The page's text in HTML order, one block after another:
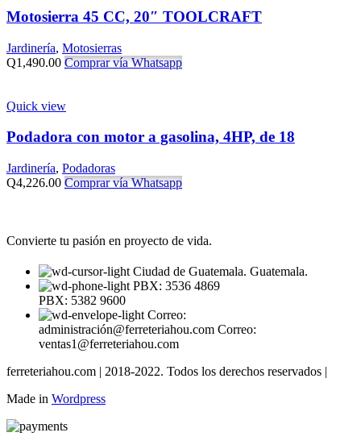
Motosierra 45 CC, 20″ TOOLCRAFT
Jardinería, Motosierras
Q1,490.00 Comprar vía Whatsapp
Quick view
Podadora con motor a gasolina, 4HP, de 18
Jardinería, Podadoras
Q4,226.00 Comprar vía Whatsapp
Convierte tu pasión en proyecto de vida.
Ciudad de Guatemala. Guatemala.
PBX: 3536 4869
PBX: 5382 9600
Correo:
administración@ferreteriahou.com Correo:
ventas1@ferreteriahou.com
ferreteriahou.com | 2018-2022. Todos los derechos reservados |
Made in Wordpress